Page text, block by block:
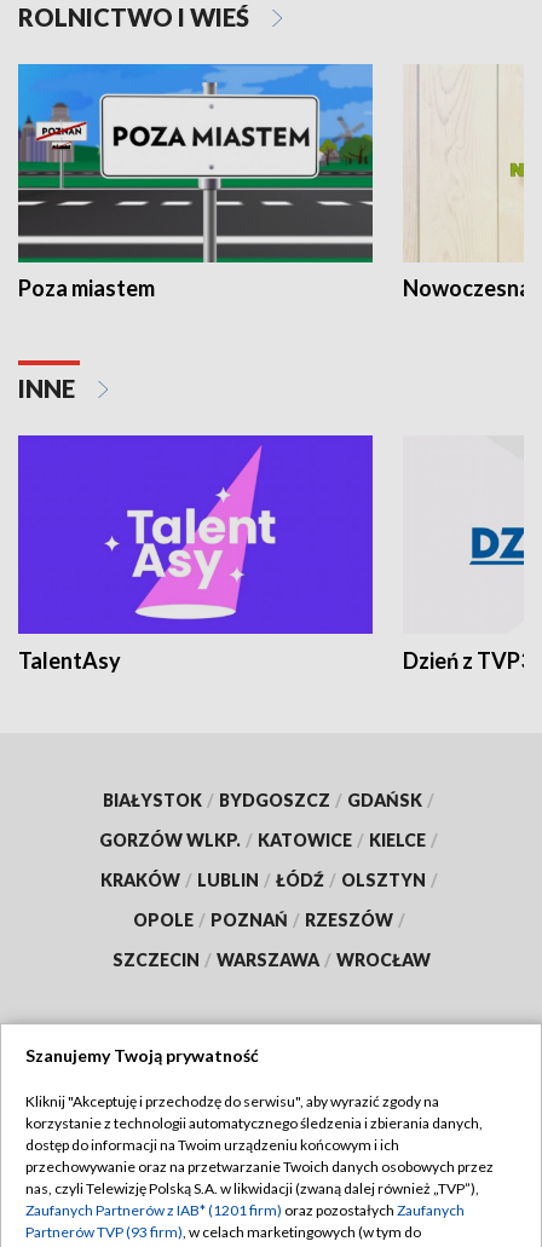
ROLNICTWO I WIEŚ
Poza miastem Nowoczesna
INNE
TalentAsy Dzień z TVP3
BIAŁYSTOK / BYDGOSZCZ / GDAŃSK /
GORZÓW WLKP. / KATOWICE / KIELCE /
KRAKÓW / LUBLIN / ŁÓDŹ / OLSZTYN /
OPOLE / POZNAŃ / RZESZÓW /
SZCZECIN / WARSZAWA / WROCŁAW
TVP
Abonament TVP
Emisja w TVP
Regulamin TVP
Polityka prywatności
Szanujemy Twoją prywatność
Kliknij "Akceptuję i przechodzę do serwisu", aby wyrazić zgody na
korzystanie z technologii automatycznego śledzenia i zbierania danych,
dostęp do informacji na Twoim urządzeniu końcowym i ich
przechowywanie oraz na przetwarzanie Twoich danych osobowych przez
nas, czyli Telewizję Polską S.A. w likwidacji (zwaną dalej również „TVP”),
Zaufanych Partnerów z IAB* (1201 firm) oraz pozostałych Zaufanych
Partnerów TVP (93 firm), w celach marketingowych (w tym do